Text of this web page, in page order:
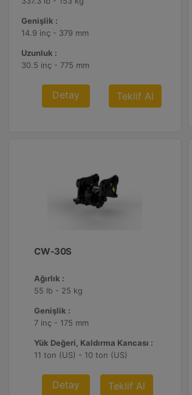
Genişlik :
14.9 inç - 379 mm
Uzunluk :
30.5 inç - 775 mm
Detay Teklif Al
CW-30S
Ağırlık :
55 lb - 25 kg
Genişlik :
7 inç - 175 mm
Yük Değeri, Kaldırma Kancası :
11 ton (US) - 10 ton (US)
Detay Teklif Al